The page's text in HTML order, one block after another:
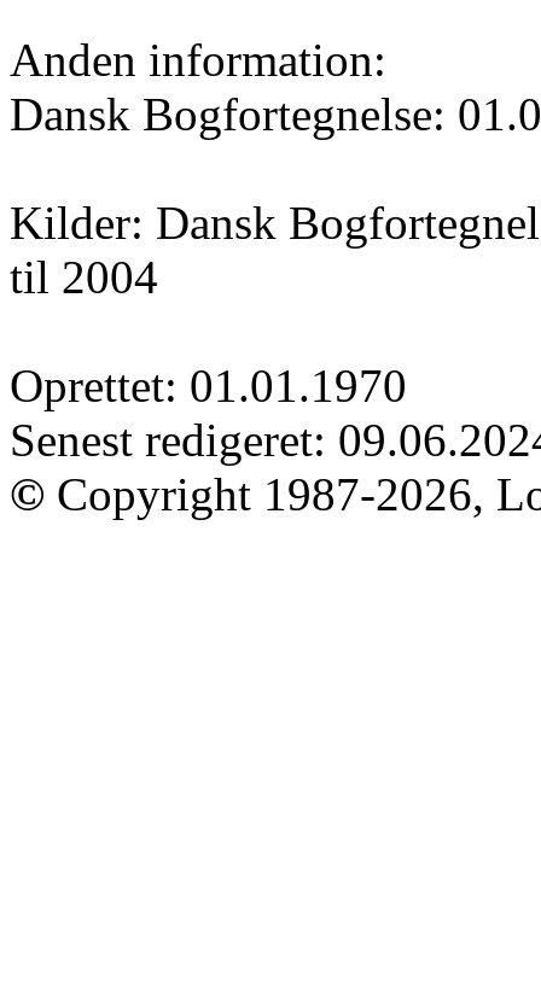
Anden information:
Dansk Bogfortegnelse:
Kilder: Dansk
til 2004
Oprettet: 01.01.1970
Senest redigeret:
© Copyright 1987-2026,